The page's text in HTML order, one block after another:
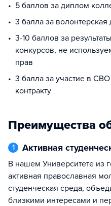
5 баллов за диплом
3 балла за волонтерская
3-10 баллов за
конкурсов, не
прав
3 балла за участие в
контракту
Преимущества
1 Активная
В нашем Университете из года в года собирается
активная православная
студенческая среда,
близкими интересами и